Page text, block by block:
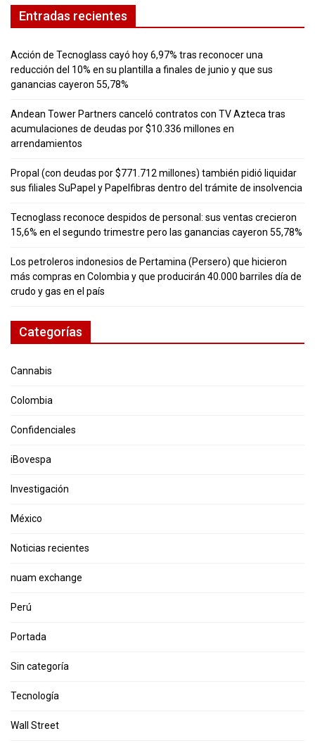
Entradas recientes
Acción de Tecnoglass cayó hoy 6,97% tras reconocer una
reducción del 10% en su plantilla a finales de junio y que sus
ganancias cayeron 55,78%
Andean Tower Partners canceló contratos con TV Azteca tras
acumulaciones de deudas por $10.336 millones en
arrendamientos
Propal (con deudas por $771.712 millones) también pidió liquidar
sus filiales SuPapel y Papelfibras dentro del trámite de insolvencia
Tecnoglass reconoce despidos de personal: sus ventas crecieron
15,6% en el segundo trimestre pero las ganancias cayeron 55,78%
Los petroleros indonesios de Pertamina (Persero) que hicieron
más compras en Colombia y que producirán 40.000 barriles día de
crudo y gas en el país
Categorías
Cannabis
Colombia
Confidenciales
iBovespa
Investigación
México
Noticias recientes
nuam exchange
Perú
Portada
Sin categoría
Tecnología
Wall Street